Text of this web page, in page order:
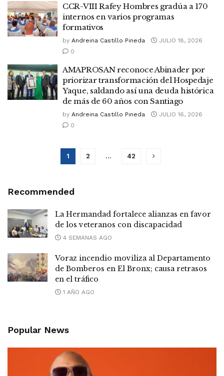
CCR-VIII Rafey Hombres gradúa a 170
internos en varios programas
formativos
by Andreina Castillo Pineda
JULIO 18, 2026
0
AMAPROSAN reconoce Abinader por
priorizar transformación del Hospedaje
Yaque, saldando así una deuda histórica
de más de 60 años con Santiago
by Andreina Castillo Pineda
JULIO 16, 2026
0
1 2 … 42
Recommended
La Hermandad fortalece alianzas en favor
de los veteranos con discapacidad
4 SEMANAS AGO
Voraz incendio moviliza al Departamento
de Bomberos en El Bronx; causa retrasos
en el tráfico
1 AÑO AGO
Popular News